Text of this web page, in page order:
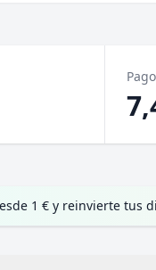
1 € y reinvierte tus